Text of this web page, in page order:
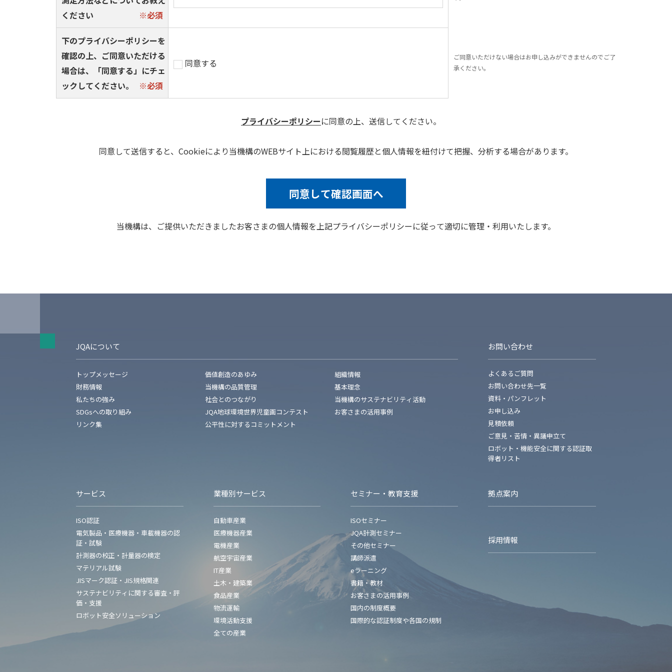
ください
下のプライバシーポリシーを
確認の上、ご同意いただける
場合は、「同意する」にチェ
ックしてください。
同意する
ご同意いただけない場合はお申し込みができませんのでご了
承ください。
プライバシーポリシーに同意の上、送信してください。
同意して送信すると、Cookieにより当機構のWEBサイト上における閲覧履歴と個人情報を紐付けて把握、分析する場合があります。
当機構は、ご提供いただきましたお客さまの個人情報を上記プライバシーポリシーに従って適切に管理・利用いたします。
JQAについて
トップメッセージ 価値創造のあゆみ
組織情報
財務情報
当機構の品質管理
基本理念
私たちの強み
社会とのつながり
当機構のサステナビリティ活動
SDGsへの取り組み
JQA地球環境世界児童画コンテスト
お客さまの活用事例
リンク集
公平性に対するコミットメント
お問い合わせ
よくあるご質問
お問い合わせ先一覧
資料・パンフレット
お申し込み
見積依頼
ご意見・苦情・異議申立て
ロボット・機能安全に関する認証取
得者リスト
サービス
ISO認証
電気製品・医療機器・車載機器の認
証・試験
計測器の校正・計量器の検定
マテリアル試験
JISマーク認証・JIS規格関連
サステナビリティに関する審査・評
価・支援
ロボット安全ソリューション
業種別サービス
自動車産業
医療機器産業
電機産業
航空宇宙産業
IT産業
土木・建築業
食品産業
物流運輸
環境活動支援
全ての産業
セミナー・教育支援
ISOセミナー
JQA計測セミナー
その他セミナー
講師派遣
eラーニング
書籍・教材
お客さまの活用事例
国内の制度概要
国際的な認証制度や各国の規制
拠点案内
採用情報